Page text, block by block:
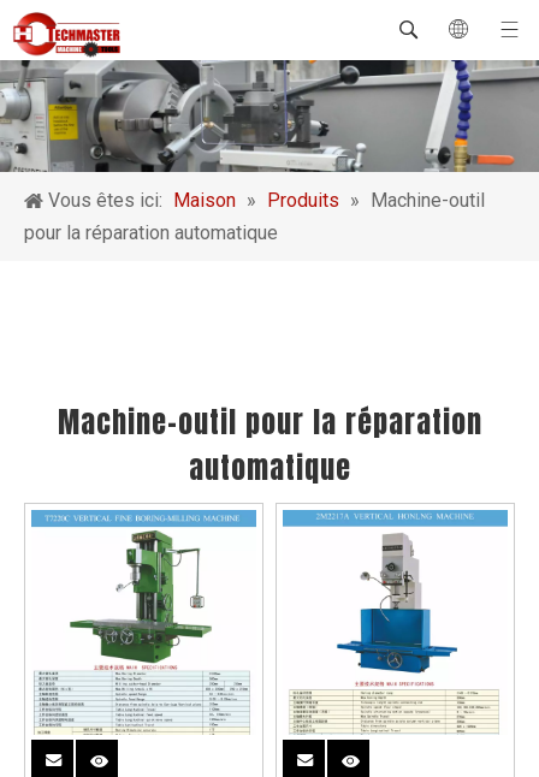
Vous êtes ici: Maison » Produits »
Machine-outil
pour la réparation automatique
Machine-outil pour la réparation
automatique